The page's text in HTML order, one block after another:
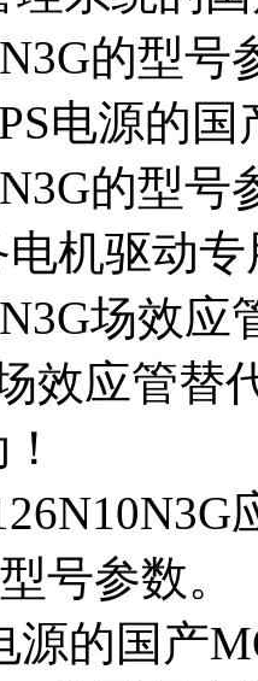
的型号
电源的
的型号
机驱动
场效应
效应管替
号参数。
源的国产